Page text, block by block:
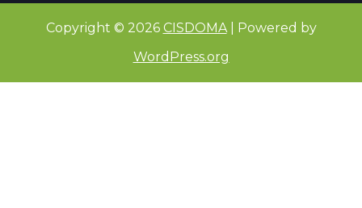
Copyright © 2026 CISDOMA| Powered by
WordPress.org